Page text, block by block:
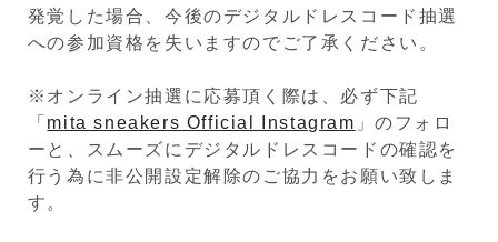
発覚した場合、今後のデジタルドレスコード抽選
への参加資格を失いますのでご了承ください。
※オンライン抽選に応募頂く際は、必ず下記
「 mita sneakers Official Instagram 」のフォロ
ーと、スムーズにデジタルドレスコードの確認を
行う為に非公開設定解除のご協力をお願い致しま
す。